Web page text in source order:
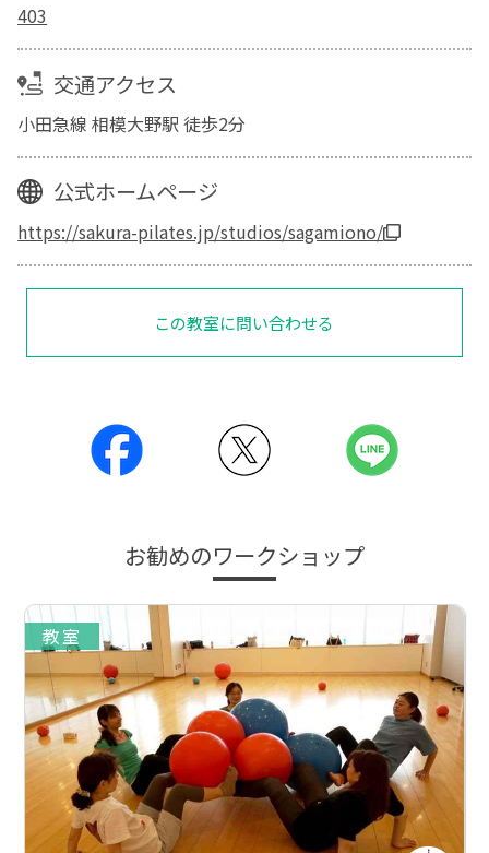
403
交通アクセス
小田急線 相模大野駅 徒歩2分
公式ホームページ
https://sakura-pilates.jp/studios/sagamiono/
この教室に問い合わせる
お勧めのワークショップ
教室